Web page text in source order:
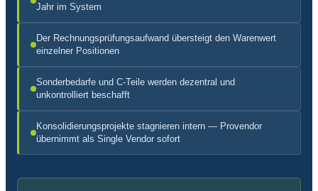
Jahr im System
Der Rechnungsprüfungsaufwand übersteigt den Warenwert
einzelner Positionen
Sonderbedarfe und C-Teile werden dezentral und
unkontrolliert beschafft
Konsolidierungsprojekte stagnieren intern — Provendor
übernimmt als Single Vendor sofort